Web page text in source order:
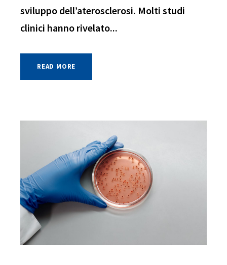
sviluppo dell’aterosclerosi. Molti studi
clinici hanno rivelato...
READ MORE